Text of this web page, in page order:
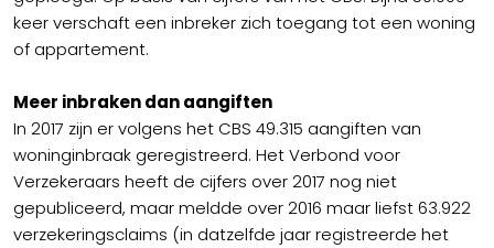
keer verschaft een inbreker zich toegang tot een woning
of appartement.
Meer inbraken dan aangiften
In 2017 zijn er volgens het CBS 49.315 aangiften van
woninginbraak geregistreerd. Het Verbond voor
Verzekeraars heeft de cijfers over 2017 nog niet
gepubliceerd, maar meldde over 2016 maar liefst 63.922
verzekeringsclaims (in datzelfde jaar registreerde het